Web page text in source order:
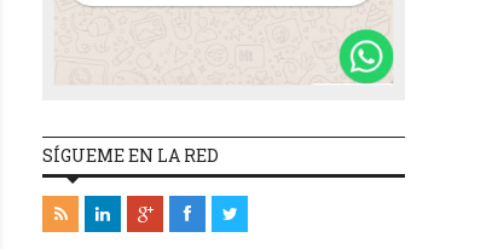
SÍGUEME EN LA RED